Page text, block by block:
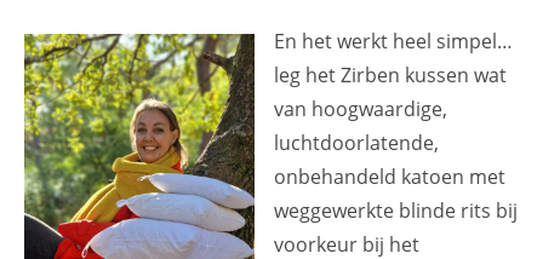
En het werkt heel simpel…
leg het Zirben kussen wat
van hoogwaardige,
luchtdoorlatende,
onbehandeld katoen met
weggewerkte blinde rits bij
voorkeur bij het